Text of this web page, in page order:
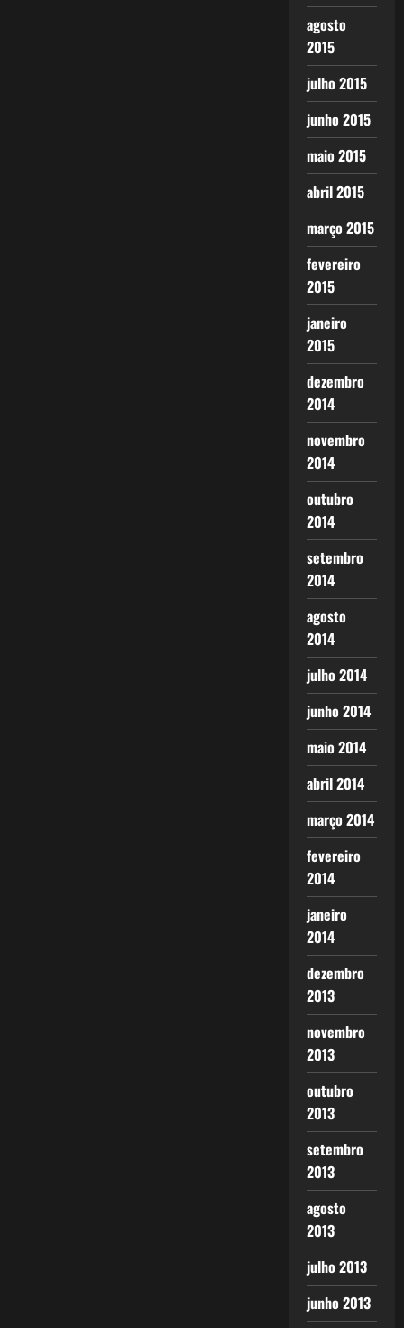
agosto
2015
julho 2015
junho 2015
maio 2015
abril 2015
março 2015
fevereiro
2015
janeiro
2015
dezembro
2014
novembro
2014
outubro
2014
setembro
2014
agosto
2014
julho 2014
junho 2014
maio 2014
abril 2014
março 2014
fevereiro
2014
janeiro
2014
dezembro
2013
novembro
2013
outubro
2013
setembro
2013
agosto
2013
julho 2013
junho 2013